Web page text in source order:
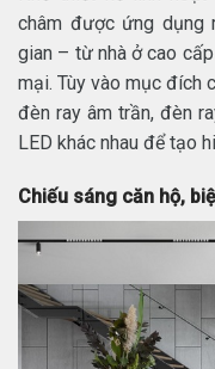
châm được ứng dụng
gian – từ nhà ở cao
mại. Tùy vào mục đích
đèn ray âm trần, đèn
LED khác nhau để tạo
Chiếu sáng căn hộ,